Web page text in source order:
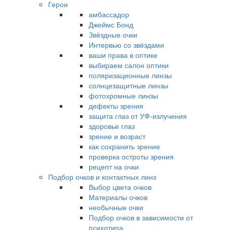
Герои
амбассадор
Джеймс Бонд
Звёздные очки
Интервью со звёздами
ваши права в оптике
выбираем салон оптики
поляризационные линзы
солнцезащитные линзы
фотохромные линзы
дефекты зрения
защита глаз от УФ-излучения
здоровье глаз
зрение и возраст
как сохранить зрение
проверка остроты зрения
рецепт на очки
Подбор очков и контактных линз
Выбор цвета очков
Материалы очков
необычные очки
Подбор очков в зависимости от
психотипа